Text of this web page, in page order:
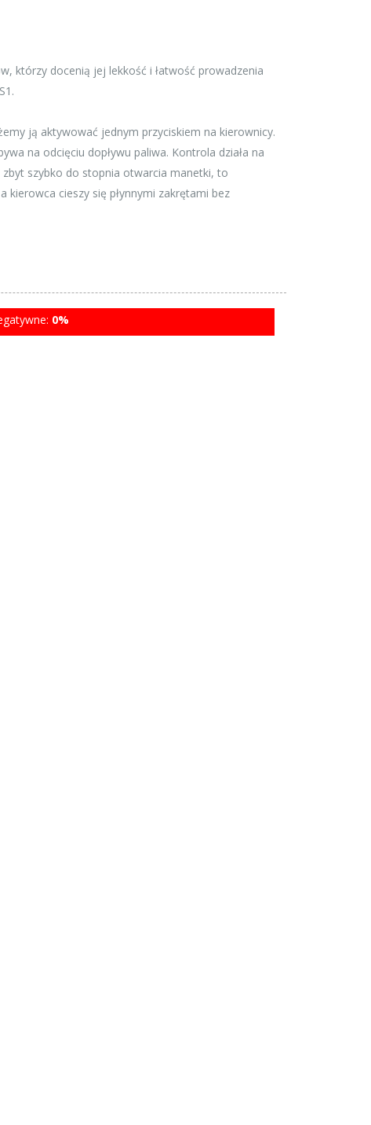
którzy docenią jej lekkość i łatwość prowadzenia
ją aktywować jednym przyciskiem na kierownicy.
na odcięciu dopływu paliwa. Kontrola działa na
szybko do stopnia otwarcia manetki, to
kierowca cieszy się płynnymi zakrętami bez
0%